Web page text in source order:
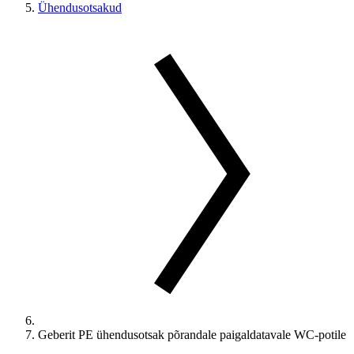
Ühendusotsakud
Geberit PE ühendusotsak põrandale paigaldatavale WC-potile